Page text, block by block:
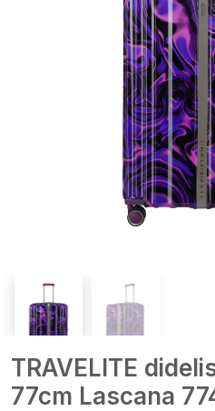
TRAVELITE
77cm Lascana